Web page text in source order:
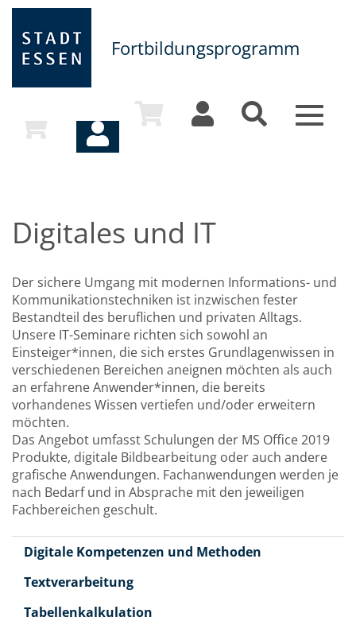
Fortbildungsprogramm
Toggle
Digitales und IT
Der sichere Umgang mit modernen Informations- und
Kommunikationstechniken ist inzwischen fester
Bestandteil des beruflichen und privaten Alltags.
Unsere IT-Seminare richten sich sowohl an
Einsteiger*innen, die sich erstes Grundlagenwissen in
verschiedenen Bereichen aneignen möchten als auch
an erfahrene Anwender*innen, die bereits
vorhandenes Wissen vertiefen und/oder erweitern
möchten.
Das Angebot umfasst Schulungen der MS Office 2019
Produkte, digitale Bildbearbeitung oder auch andere
grafische Anwendungen. Fachanwendungen werden je
nach Bedarf und in Absprache mit den jeweiligen
Fachbereichen geschult.
Digitale Kompetenzen und Methoden
Textverarbeitung
Tabellenkalkulation